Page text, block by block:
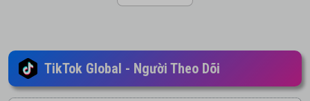
TikTok Global - Người Theo Dõi